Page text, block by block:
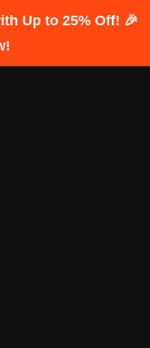
Up to 25% Off! 🎉